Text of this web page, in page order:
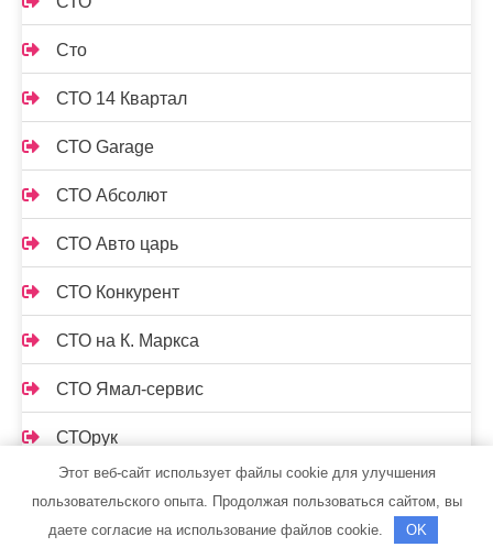
Сто
СТО 14 Квартал
СТО Garage
СТО Абсолют
СТО Авто царь
СТО Конкурент
СТО на К. Маркса
СТО Ямал-сервис
СТОрук
Страдивари, сауна
Стрельнинские бани
Этот веб-сайт использует файлы cookie для улучшения
пользовательского опыта. Продолжая пользоваться сайтом, вы
даете согласие на использование файлов cookie.
OK